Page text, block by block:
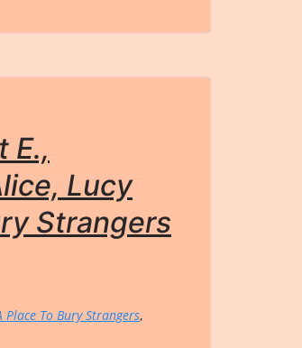
E.,
Lucy
Strangers
Place To Bury Strangers,